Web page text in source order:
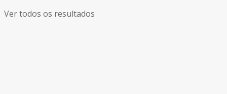
Ver todos os resultados